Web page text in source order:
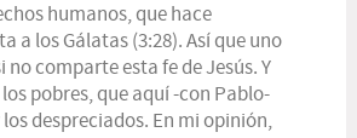
humanos, que hace
a los Gálatas (3:28). Así que uno
no comparte esta fe de Jesús. Y
pobres, que aquí -con Pablo-
despreciados. En mi opinión,